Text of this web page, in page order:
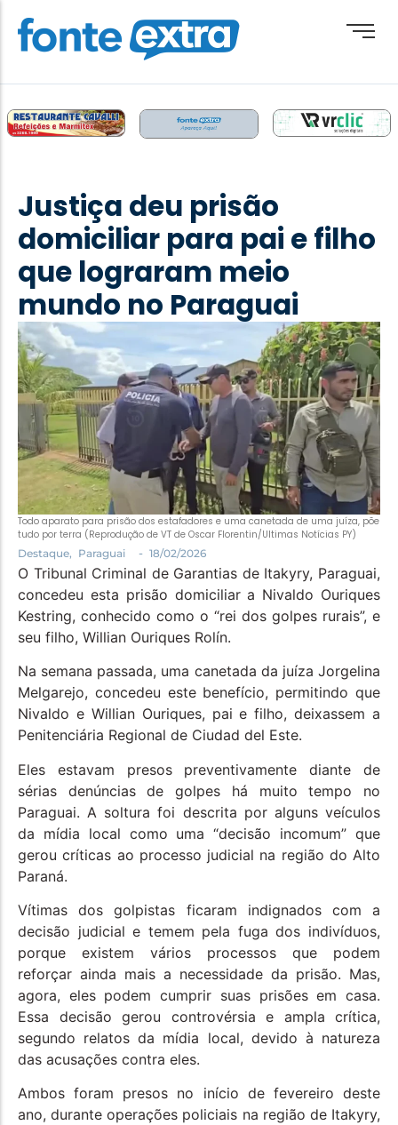
Destaque
Esporte
Geral
Obituário
Paraguai
Paraná
Política
Santa Helena e Região
Saúde e Bem-Estar
Justiça deu prisão
domiciliar para pai e filho
que lograram meio
mundo no Paraguai
Todo aparato para prisão dos estafadores e uma canetada de uma juíza, põe
tudo por terra (Reprodução de VT de Oscar Florentin/Ultimas Notícias PY)
Destaque, Paraguai - 18/02/2026
O Tribunal Criminal de Garantias de Itakyry, Paraguai,
concedeu esta prisão domiciliar a Nivaldo Ouriques
Kestring, conhecido como o “rei dos golpes rurais”, e
seu filho, Willian Ouriques Rolín.
Na semana passada, uma canetada da juíza Jorgelina
Melgarejo, concedeu este benefício, permitindo que
Nivaldo e Willian Ouriques, pai e filho, deixassem a
Penitenciária Regional de Ciudad del Este.
Eles estavam presos preventivamente diante de
sérias denúncias de golpes há muito tempo no
Paraguai. A soltura foi descrita por alguns veículos
da mídia local como uma “decisão incomum” que
gerou críticas ao processo judicial na região do Alto
Paraná.
Vítimas dos golpistas ficaram indignados com a
decisão judicial e temem pela fuga dos indivíduos,
porque existem vários processos que podem
reforçar ainda mais a necessidade da prisão. Mas,
agora, eles podem cumprir suas prisões em casa.
Essa decisão gerou controvérsia e ampla crítica,
segundo relatos da mídia local, devido à natureza
das acusações contra eles.
Ambos foram presos no início de fevereiro deste
ano, durante operações policiais na região de Itakyry,